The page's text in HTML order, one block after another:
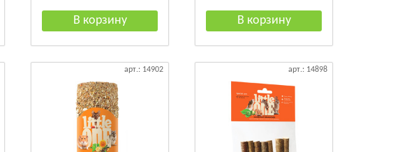
арт.: 14902 арт.: 14898